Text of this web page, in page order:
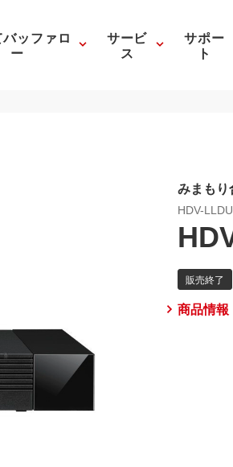
ッファロ
ー
サービ
ス
サポー
ト
みまも
HDV-
商品情報